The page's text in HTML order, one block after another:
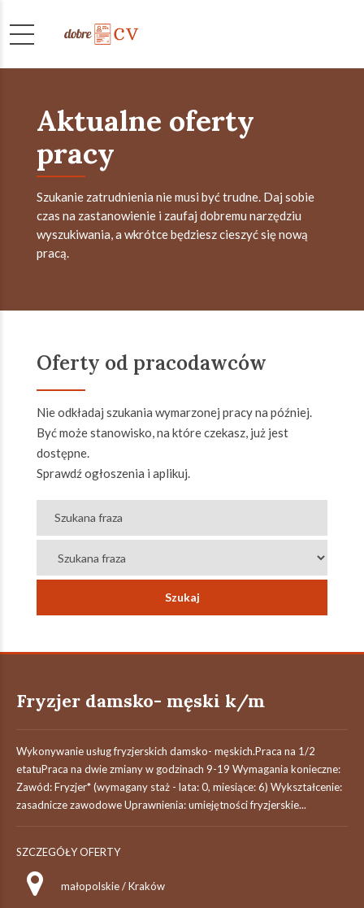
Aktualne oferty
pracy
Szukanie zatrudnienia nie musi być trudne. Daj sobie
czas na zastanowienie i zaufaj dobremu narzędziu
wyszukiwania, a wkrótce będziesz cieszyć się nową
pracą.
Oferty od pracodawców
Nie odkładaj szukania wymarzonej pracy na później.
Być może stanowisko, na które czekasz, już jest
dostępne.
Sprawdź ogłoszenia i aplikuj.
Fryzjer damsko- męski k/m
Wykonywanie usług fryzjerskich damsko- męskich.Praca na 1/2
etatuPraca na dwie zmiany w godzinach 9-19 Wymagania konieczne:
Zawód: Fryzjer* (wymagany staż - lata: 0, miesiące: 6) Wykształcenie:
zasadnicze zawodowe Uprawnienia: umiejętności fryzjerskie...
SZCZEGÓŁY OFERTY
małopolskie / Kraków